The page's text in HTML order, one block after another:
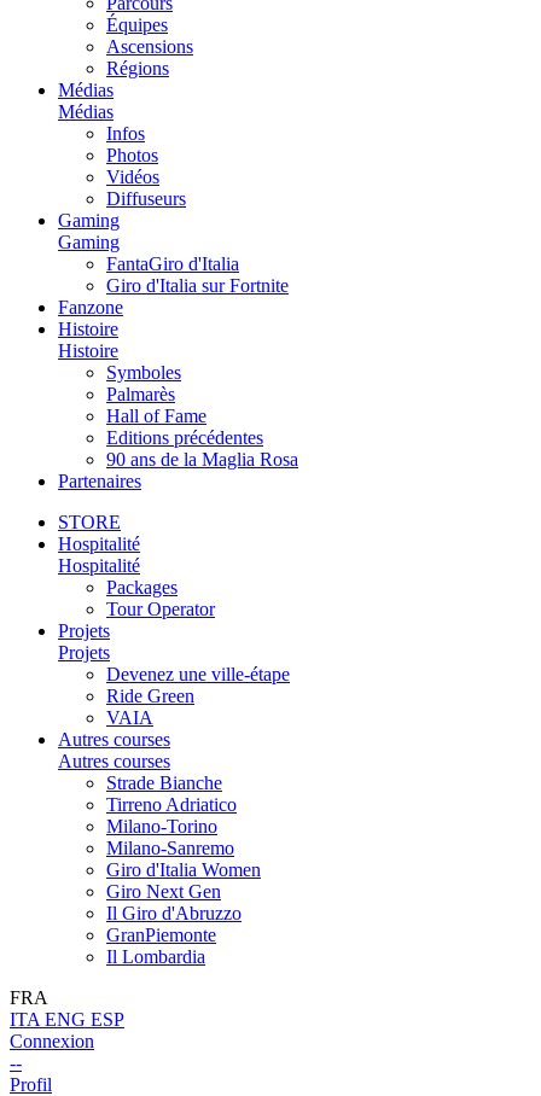
Équipes
Ascensions
Régions
Médias
Médias
Infos
Photos
Vidéos
Diffuseurs
Gaming
Gaming
FantaGiro d'Italia
Giro d'Italia sur Fortnite
Fanzone
Histoire
Histoire
Symboles
Palmarès
Hall of Fame
Editions précédentes
90 ans de la Maglia Rosa
Partenaires
STORE
Hospitalité
Hospitalité
Packages
Tour Operator
Projets
Projets
Devenez une ville-étape
Ride Green
VAIA
Autres courses
Autres courses
Strade Bianche
Tirreno Adriatico
Milano-Torino
Milano-Sanremo
Giro d'Italia Women
Giro Next Gen
Il Giro d'Abruzzo
GranPiemonte
Il Lombardia
FRA
ITA ENG ESP
Connexion
--
Profil